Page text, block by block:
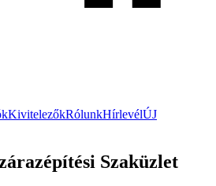
KivitelezőkRólunkHírlevélÚJ
Szaküzlet